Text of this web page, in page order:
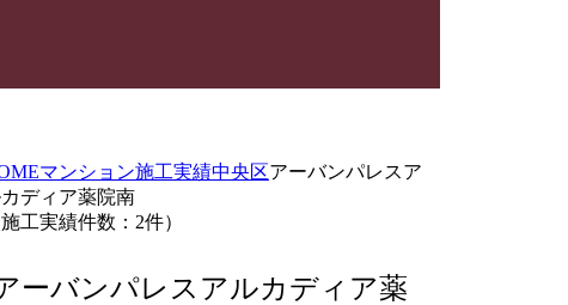
マンション施工実績中央区アーバンパレスア
ディア薬院南
工実績件数：2件）
ーバンパレスアルカディア薬